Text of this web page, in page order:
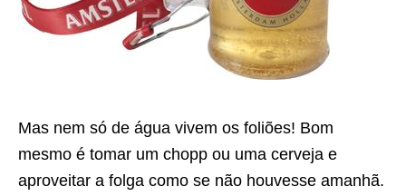
Mas nem só de água vivem os foliões! Bom
mesmo é tomar um chopp ou uma cerveja e
aproveitar a folga como se não houvesse amanhã.